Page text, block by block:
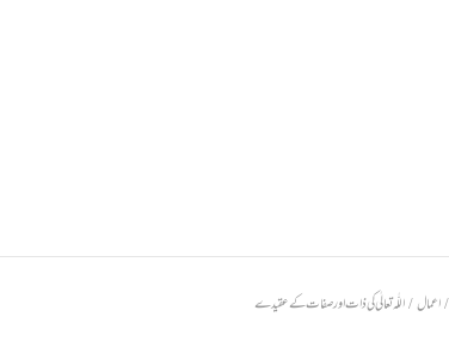
/اعمال/اللّٰہ تعا لٰی کی ذات اور صفات کے عقیدے